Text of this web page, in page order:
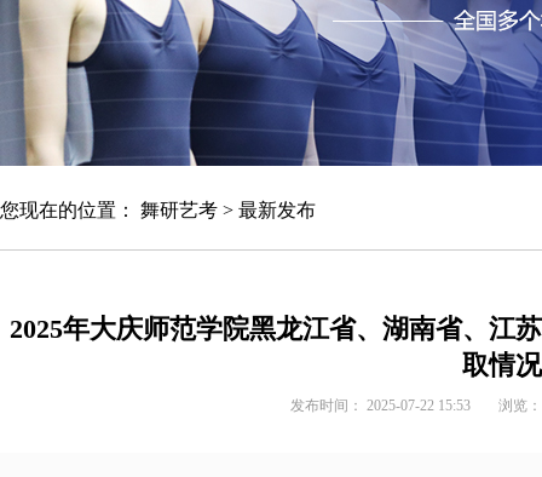
您现在的位置： 舞研艺考 > 最新发布
2025年大庆师范学院黑龙江省、湖南省、江
取情况
发布时间： 2025-07-22 15:53 浏览：
定班
★★★★★
全年周末班+暑期集训
无忧计划课程